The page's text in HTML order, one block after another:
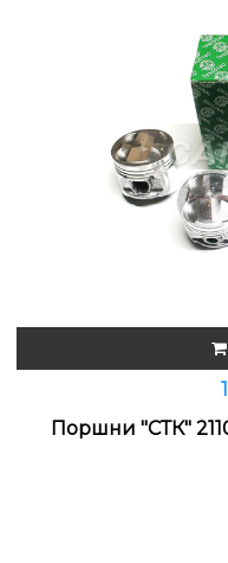
Поршни "СТК"